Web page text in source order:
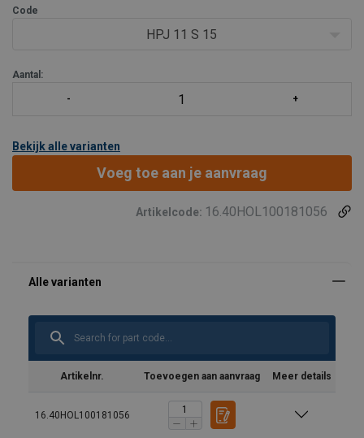
Separaat te bestellen, 2 stuks per cilinder
Code
HPJ 11 S 15
Aantal:
Bekijk alle varianten
Voeg toe aan je aanvraag
Artikelcode: 16.40HOL100181056
Artikelnr. Toevoegen aan aanvraag Meer details
16.40HOL100181056